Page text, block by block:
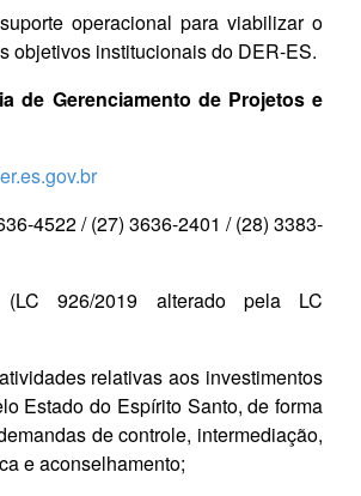
operacional para viabilizar o
objetivos institucionais do DER-ES.
de Gerenciamento de Projetos e
4522 / (27) 3636-2401 / (28) 3383-
(LC 926/2019 alterado pela LC
relativas aos investimentos
Estado do Espírito Santo, de forma
de controle, intermediação,
e aconselhamento;